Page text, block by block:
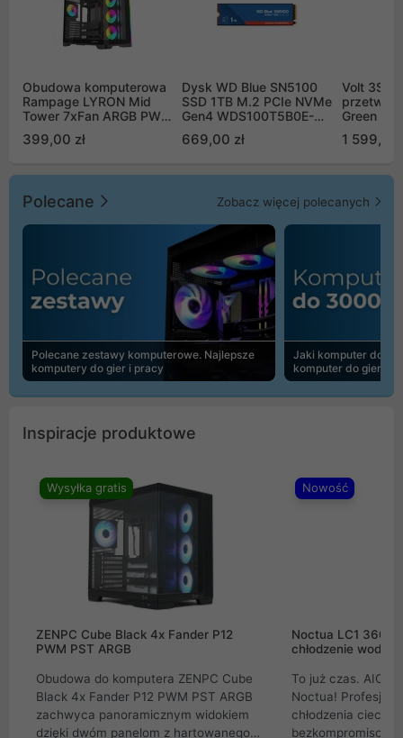
Obudowa komputerowa
Rampage LYRON Mid
Tower 7xFan ARGB PWM
399,00 zł
Dysk WD Blue SN5100
SSD 1TB M.2 PCIe NVMe
Gen4 WDS100T5B0E-
669,00 zł
Volt
Green
1 599,00
Polecane Zobacz więcej polecanych
Polecane zestawy komputerowe. Najlepsze
komputery do gier i pracy
Jaki komputer do
komputer do gier |
Inspiracje produktowe
Wysyłka gratis
ZENPC Cube Black 4x Fander P12
PWM PST ARGB
Obudowa do komputera ZENPC Cube
Black 4x Fander P12 PWM PST ARGB
zachwyca panoramicznym widokiem
dzięki dwóm panelom z hartowanego
Nowość
Noctua LC1
chłodzenie wodne
To już czas. AIO
Noctua!
chłodzenia cieczą